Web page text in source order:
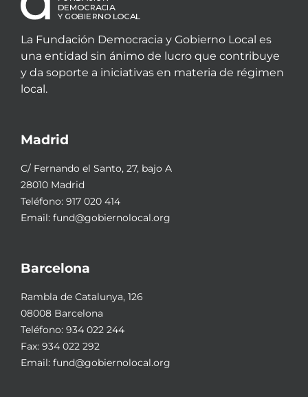
La Fundación Democracia y Gobierno Local es
una entidad sin ánimo de lucro que contribuye
y da soporte a iniciativas en materia de régimen
local.
Madrid
C/ Fernando el Santo, 27, bajo A
28010 Madrid
Teléfono: 917 020 414
Email: fund@gobiernolocal.org
Barcelona
Rambla de Catalunya, 126
08008 Barcelona
Teléfono: 934 022 244
Fax: 934 022 292
Email: fund@gobiernolocal.org